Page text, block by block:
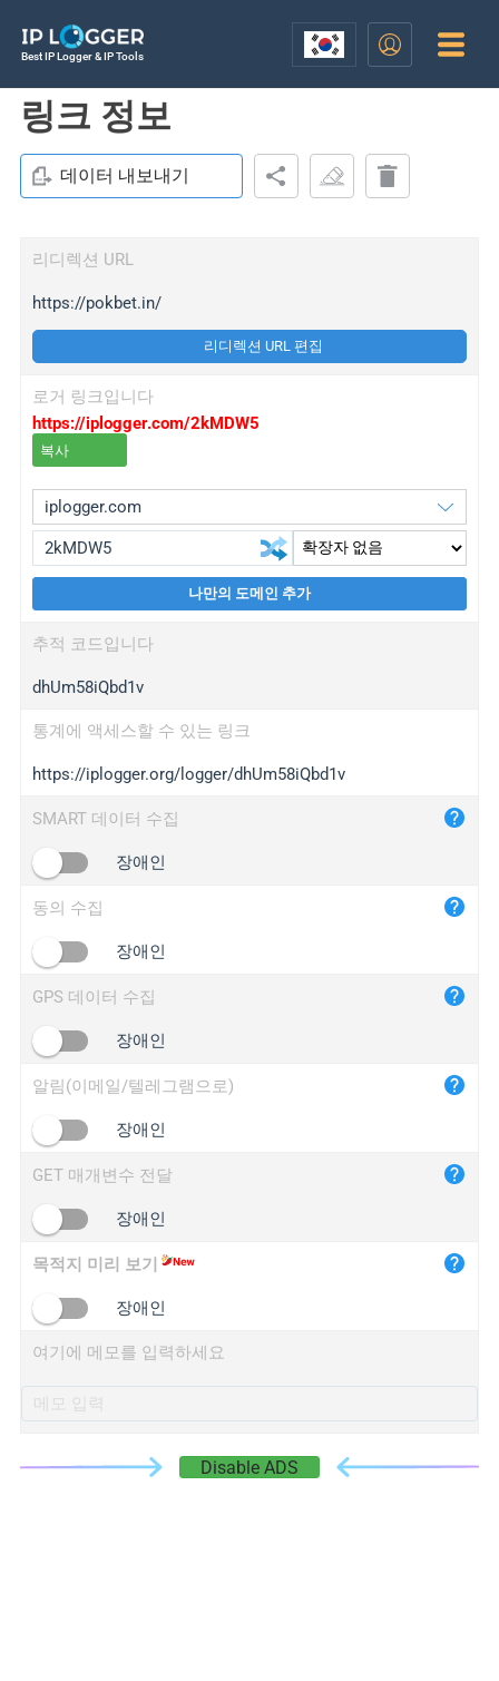
Best IP Logger & IP Tools
링크 정보
데이터 내보내기
리디렉션 URL
https://pokbet.in/
리디렉션 URL 편집
로거 링크입니다
https://iplogger.com/2kMDW5
복사
wl.gl
ed.tc
bc.ax
iplogger.com
maper.info
2no.co
yip.su
iplogger.info
iplogger.cn
나만의 도메인 추가
추적 코드입니다
dhUm58iQbd1v
통계에 액세스할 수 있는 링크
https://iplogger.org/logger/dhUm58iQbd1v
SMART 데이터 수집
장애인
동의 수집
장애인
GPS 데이터 수집
장애인
알림(이메일/텔레그램으로)
장애인
GET 매개변수 전달
장애인
목적지 미리 보기
장애인
여기에 메모를 입력하세요
Disable ADS